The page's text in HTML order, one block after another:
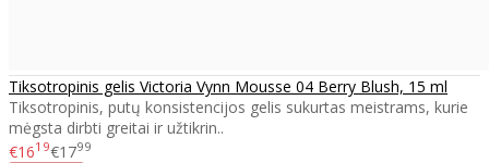
Tiksotropinis gelis Victoria Vynn Mousse 04 Berry Blush, 15 ml
Tiksotropinis, putų konsistencijos gelis sukurtas meistrams, kurie
mėgsta dirbti greitai ir užtikrin..
€1619€1799